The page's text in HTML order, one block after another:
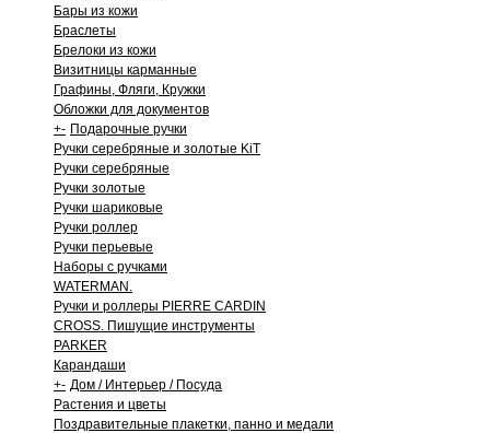
Бары из кожи
Браслеты
Брелоки из кожи
Визитницы карманные
Графины, Фляги, Кружки
Обложки для документов
+- Подарочные ручки
Ручки серебряные и золотые KiT
Ручки серебряные
Ручки золотые
Ручки шариковые
Ручки роллер
Ручки перьевые
Наборы с ручками
WATERMAN.
Ручки и роллеры PIERRE CARDIN
CROSS. Пишущие инструменты
PARKER
Карандаши
+- Дом / Интерьер / Посуда
Растения и цветы
Поздравительные плакетки, панно и медали